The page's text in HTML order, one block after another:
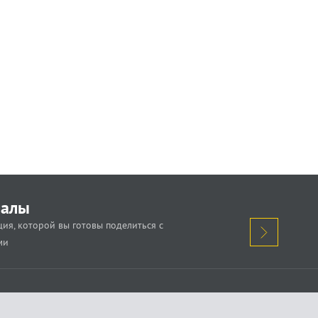
которой вы готовы поделиться с